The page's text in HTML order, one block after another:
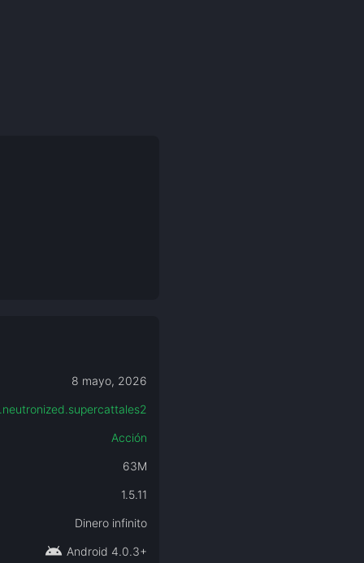
8 mayo, 2026
Acción
63M
1.5.11
Dinero infinito
android Android 4.0.3+